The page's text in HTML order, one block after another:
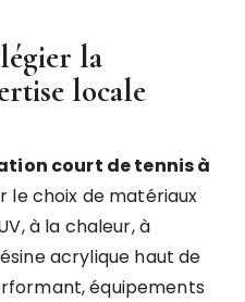
la
locale
court de tennis à
le choix de matériaux
à la chaleur, à
acrylique haut de
équipements